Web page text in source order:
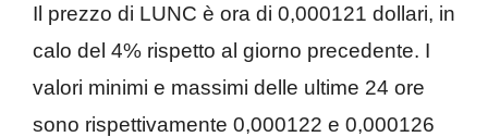
Il prezzo di LUNC è ora di 0,000121 dollari, in
calo del 4% rispetto al giorno precedente. I
valori minimi e massimi delle ultime 24 ore
sono rispettivamente 0,000122 e 0,000126